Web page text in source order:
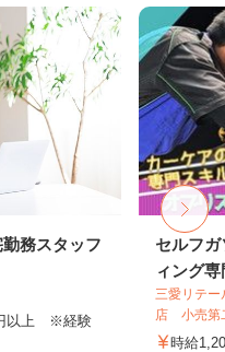
務スタッフ
以上 ※経験
セルフ
ィング
三愛リテ
店 小売第
時給